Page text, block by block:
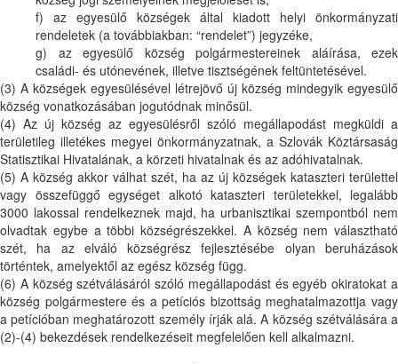
f) az egyesülő községek által kiadott helyi önkormányzati
rendeletek (a továbbiakban: “rendelet”) jegyzéke,
g) az egyesülő község polgármestereinek aláírása, ezek
családi- és utónevének, illetve tisztségének feltüntetésével.
(3) A községek egyesülésével létrejövő új község mindegyik egyesülő
község vonatkozásában jogutódnak minősül.
(4) Az új község az egyesülésről szóló megállapodást megküldi a
területileg illetékes megyei önkormányzatnak, a Szlovák Köztársaság
Statisztikai Hivatalának, a körzeti hivatalnak és az adóhivatalnak.
(5) A község akkor válhat szét, ha az új községek kataszteri területtel
vagy összefüggő egységet alkotó kataszteri területekkel, legalább
3000 lakossal rendelkeznek majd, ha urbanisztikai szempontból nem
olvadtak egybe a többi községrészekkel. A község nem választható
szét, ha az elváló községrész fejlesztésébe olyan beruházások
történtek, amelyektől az egész község függ.
(6) A község szétválásáról szóló megállapodást és egyéb okiratokat a
község polgármestere és a petíciós bizottság meghatalmazottja vagy
a petícióban meghatározott személy írják alá. A község szétválására a
(2)-(4) bekezdések rendelkezéseit megfelelően kell alkalmazni.